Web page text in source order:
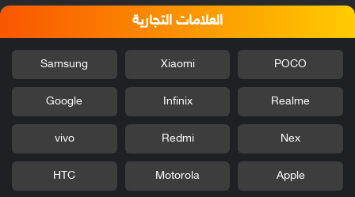
العلامات التجارية
POCO
Xiaomi
Samsung
Realme
Infinix
Google
Nex
Redmi
vivo
Apple
Motorola
HTC